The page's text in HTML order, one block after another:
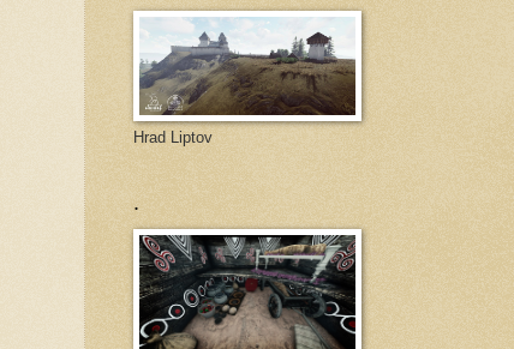
Hrad Liptov
.